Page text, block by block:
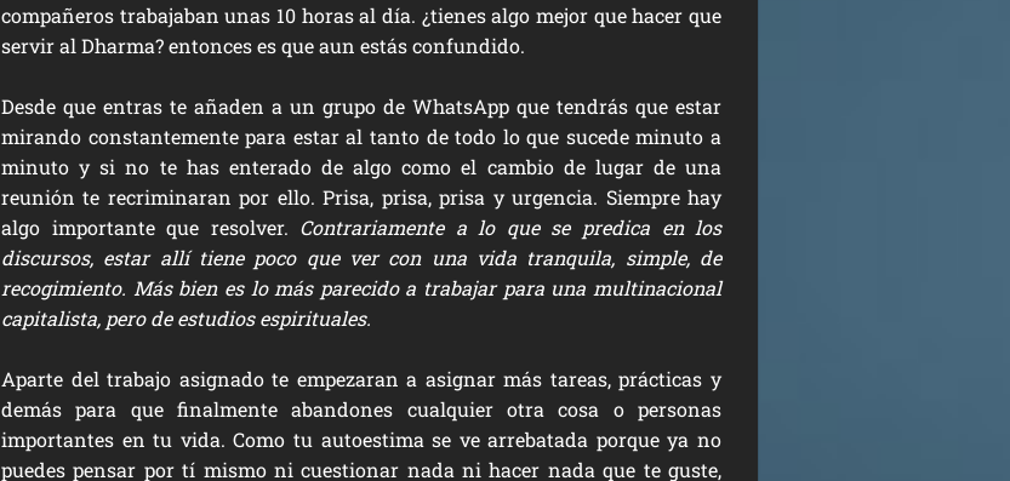
compañeros trabajaban unas 10 horas al día. ¿tienes algo mejor que hacer que
servir al Dharma? entonces es que aun estás confundido.
Desde que entras te añaden a un grupo de WhatsApp que tendrás que estar
mirando constantemente para estar al tanto de todo lo que sucede minuto a
minuto y si no te has enterado de algo como el cambio de lugar de una
reunión te recriminaran por ello. Prisa, prisa, prisa y urgencia. Siempre hay
algo importante que resolver. Contrariamente a lo que se predica en los
discursos, estar allí tiene poco que ver con una vida tranquila, simple, de
recogimiento. Más bien es lo más parecido a trabajar para una multinacional
capitalista, pero de estudios espirituales.
Aparte del trabajo asignado te empezaran a asignar más tareas, prácticas y
demás para que finalmente abandones cualquier otra cosa o personas
importantes en tu vida. Como tu autoestima se ve arrebatada porque ya no
puedes pensar por tí mismo ni cuestionar nada ni hacer nada que te guste,